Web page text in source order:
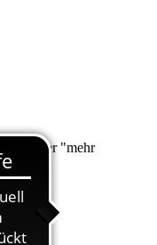
Unter "mehr